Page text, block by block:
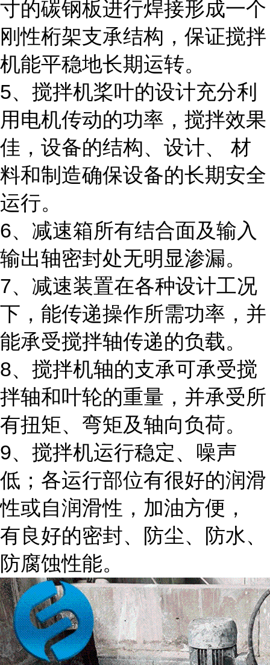
寸的碳钢板进行焊接形成一个
刚性桁架支承结构，保证搅拌
机能平稳地长期运转。
5、搅拌机桨叶的设计充分利
用电机传动的功率，搅拌效果
佳，设备的结构、设计、 材
料和制造确保设备的长期安全
运行。
6、减速箱所有结合面及输入
输出轴密封处无明显渗漏。
7、减速装置在各种设计工况
下，能传递操作所需功率，并
能承受搅拌轴传递的负载。
8、搅拌机轴的支承可承受搅
拌轴和叶轮的重量，并承受所
有扭矩、弯矩及轴向负荷。
9、搅拌机运行稳定、噪声
低；各运行部位有很好的润滑
性或自润滑性，加油方便，
有良好的密封、防尘、防水、
防腐蚀性能。